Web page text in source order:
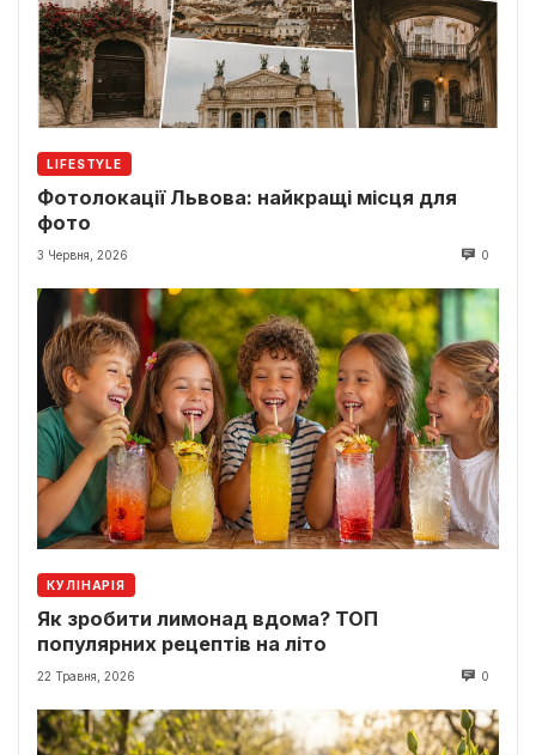
LIFESTYLE
Фотолокації Львова: найкращі місця для
фото
3 Червня, 2026 0
КУЛІНАРІЯ
Як зробити лимонад вдома? ТОП
популярних рецептів на літо
22 Травня, 2026 0